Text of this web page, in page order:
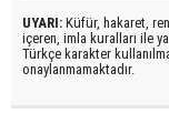
UYARI: Küfür, hakaret,
içeren, imla kuralları ile
Türkçe karakter
onaylanmamaktadır.